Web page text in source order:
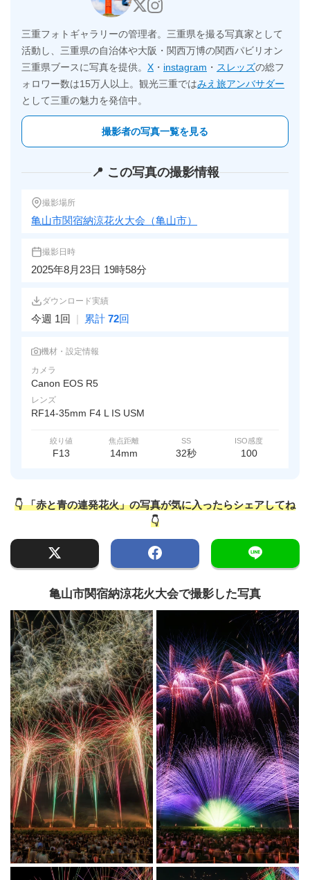
三重フォトギャラリーの管理者。三重県を撮る写真家として
活動し、三重県の自治体や大阪・関西万博の関西パビリオン
三重県ブースに写真を提供。 X ・ instagram ・ スレッズの総フ
ォロワー数は15万人以上。観光三重ではみえ旅アンバサダー
として三重の魅力を発信中。
撮影者の写真一覧を見る
📍 この写真の撮影情報
撮影場所
亀山市関宿納涼花火大会（亀山市）
撮影日時
2025年8月23日 19時58分
ダウンロード実績
今週 1回 | 累計 72回
機材・設定情報
カメラ
Canon EOS R5
レンズ
RF14-35mm F4 L IS USM
絞り値
F13
焦点距離
14mm
SS
32秒
ISO感度
100
👇 「赤と青の連発花火」の写真が気に入ったらシェアしてね
👇
亀山市関宿納涼花火大会で撮影した写真